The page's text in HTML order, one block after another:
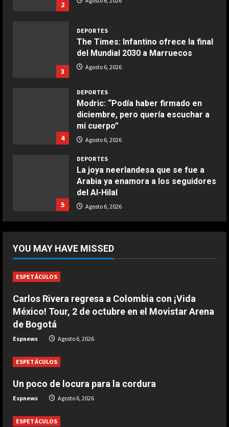
COCINA
aire
COCINA
Buñuelos de alcachofas
5
COCINA
2
3
DEPORTES
The Times: Infantino ofrece la final
del Mundial 2030 a Marruecos
Agosto 6, 2026
4
DEPORTES
Modric: “Podía haber firmado en
diciembre, pero quería escuchar a
mi cuerpo”
Agosto 6, 2026
5
DEPORTES
La joya neerlandesa que se fue a
Arabia ya enamora a los seguidores
del Al-Hilal
Agosto 6, 2026
pero reconoce que “se cometieron
errores”
2
DEPORTES
Las Ligas europeas, también contra
3
del Mundial 2030 a Marruecos
Agosto 6, 2026
YOU MAY HAVE MISSED
ESPETÁCULOS
Carlos Rivera regresa a Colombia con ¡Vida
México! Tour, 2 de octubre en el Movistar Arena
de Bogotá
Espnews Agosto 6, 2026
ESPETÁCULOS
Un poco de locura para la cordura
Espnews Agosto 6, 2026
ESPETÁCULOS